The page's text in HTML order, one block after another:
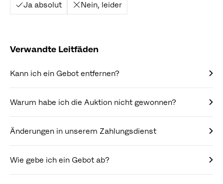
Ja absolut
Nein, leider
Verwandte Leitfäden
Kann ich ein Gebot entfernen?
Warum habe ich die Auktion nicht gewonnen?
Änderungen in unserem Zahlungsdienst
Wie gebe ich ein Gebot ab?